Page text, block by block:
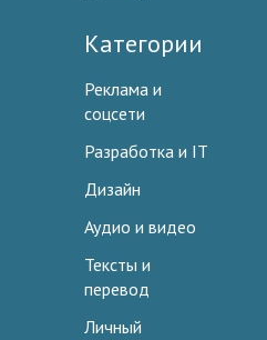
Категории
Реклама и
соцсети
Разработка и IT
Дизайн
Аудио и видео
Тексты и
перевод
Личный